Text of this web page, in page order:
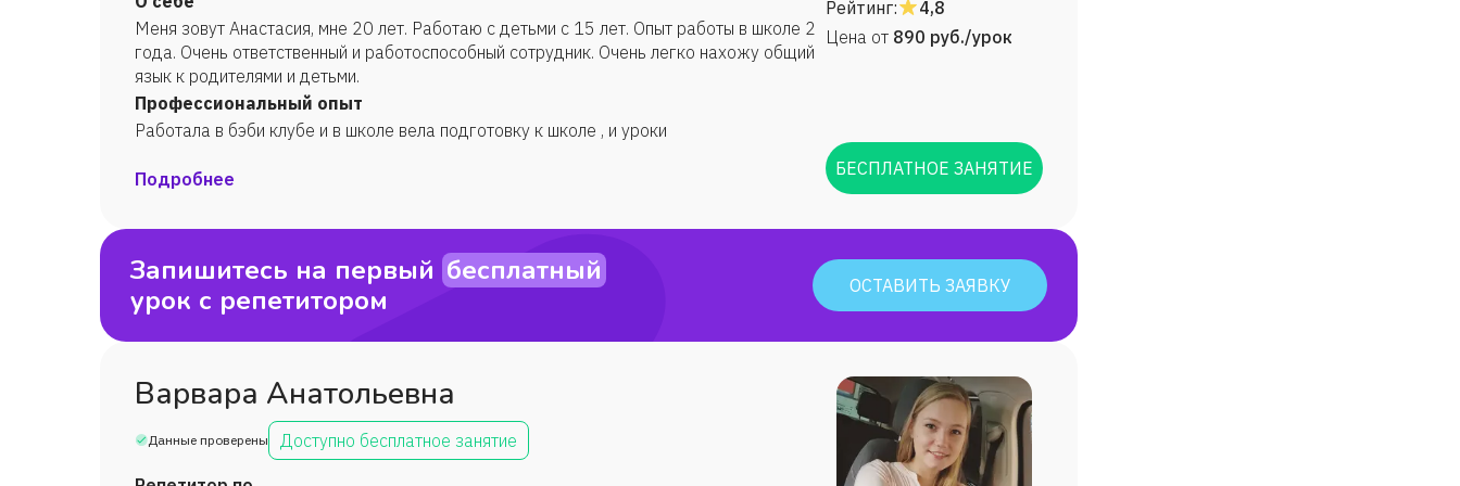
Меня зовут Анастасия, мне 20 лет. Работаю с детьми с 15 лет. Опыт работы в школе 2
года. Очень ответственный и работоспособный сотрудник. Очень легко нахожу общий
язык к родителями и детьми.
Профессиональный опыт
Работала в бэби клубе и в школе вела подготовку к школе , и уроки
Подробнее
Рейтинг:
4,8
Цена от 890 руб./урок
БЕСПЛАТНОЕ ЗАНЯТИЕ
Запишитесь на первый бесплатный
урок с репетитором
ОСТАВИТЬ ЗАЯВКУ
Варвара Анатольевна
Данные проверены Доступно бесплатное занятие